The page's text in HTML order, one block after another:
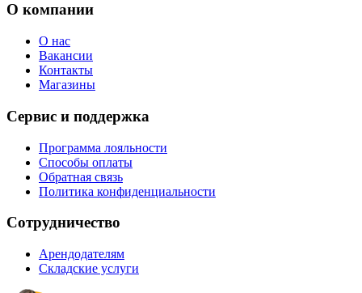
О компании
О нас
Вакансии
Контакты
Магазины
Сервис и поддержка
Программа лояльности
Способы оплаты
Обратная связь
Политика конфиденциальности
Сотрудничество
Арендодателям
Складские услуги